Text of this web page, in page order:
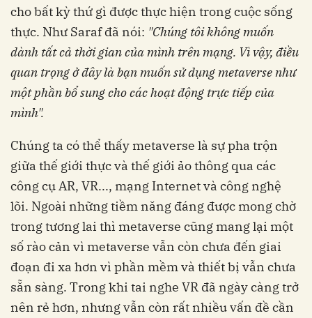
cho bất kỳ thứ gì được thực hiện trong cuộc sống
thực. Như Saraf đã nói: "Chúng tôi không muốn
dành tất cả thời gian của mình trên mạng. Vì vậy, điều
quan trọng ở đây là bạn muốn sử dụng metaverse như
một phần bổ sung cho các hoạt động trực tiếp của
mình".
Chúng ta có thể thấy metaverse là sự pha trộn
giữa thế giới thực và thế giới ảo thông qua các
công cụ AR, VR..., mạng Internet và công nghệ
lõi. Ngoài những tiềm năng đáng được mong chờ
trong tương lai thì metaverse cũng mang lại một
số rào cản vì metaverse vẫn còn chưa đến giai
đoạn đi xa hơn vì phần mềm và thiết bị vẫn chưa
sẵn sàng. Trong khi tai nghe VR đã ngày càng trở
nên rẻ hơn, nhưng vẫn còn rất nhiều vấn đề cần